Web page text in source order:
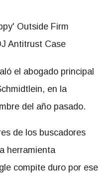
el abogado principal
en la
del año pasado.
de los buscadores
herramienta
compite duro por ese